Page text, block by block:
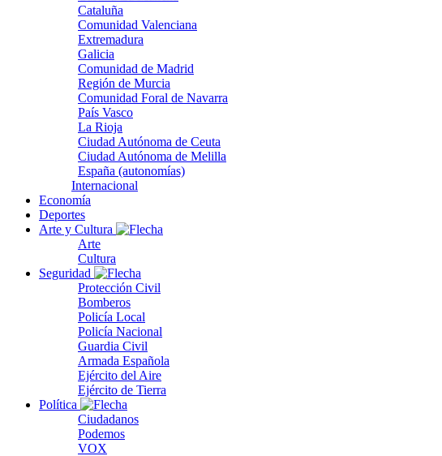
Cataluña
Comunidad Valenciana
Extremadura
Galicia
Comunidad de Madrid
Región de Murcia
Comunidad Foral de Navarra
País Vasco
La Rioja
Ciudad Autónoma de Ceuta
Ciudad Autónoma de Melilla
España (autonomías)
Internacional
Economía
Deportes
Arte y Cultura
Arte
Cultura
Seguridad
Protección Civil
Bomberos
Policía Local
Policía Nacional
Guardia Civil
Armada Española
Ejército del Aire
Ejército de Tierra
Política
Ciudadanos
Podemos
VOX